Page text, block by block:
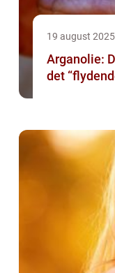
19 august 2025
Arganolie:
det